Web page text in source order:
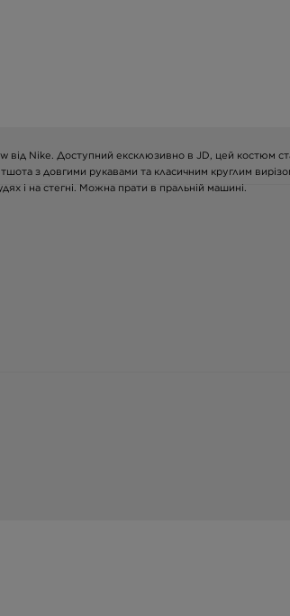
Nike. Доступний ексклюзивно в JD, цей костюм
з довгими рукавами та класичним круглим
і на стегні. Можна прати в пральній машині.